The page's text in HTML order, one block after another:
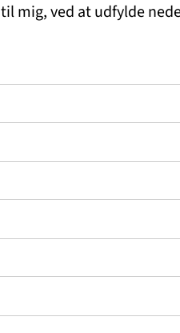
mig, ved at udfylde